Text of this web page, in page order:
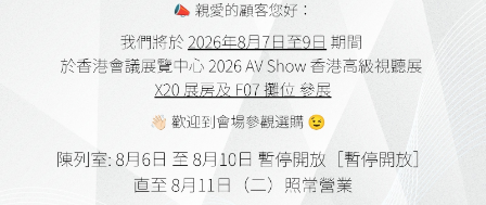
關於我們
雅詠音響
家庭影院設計及工程
會員購物金及點數